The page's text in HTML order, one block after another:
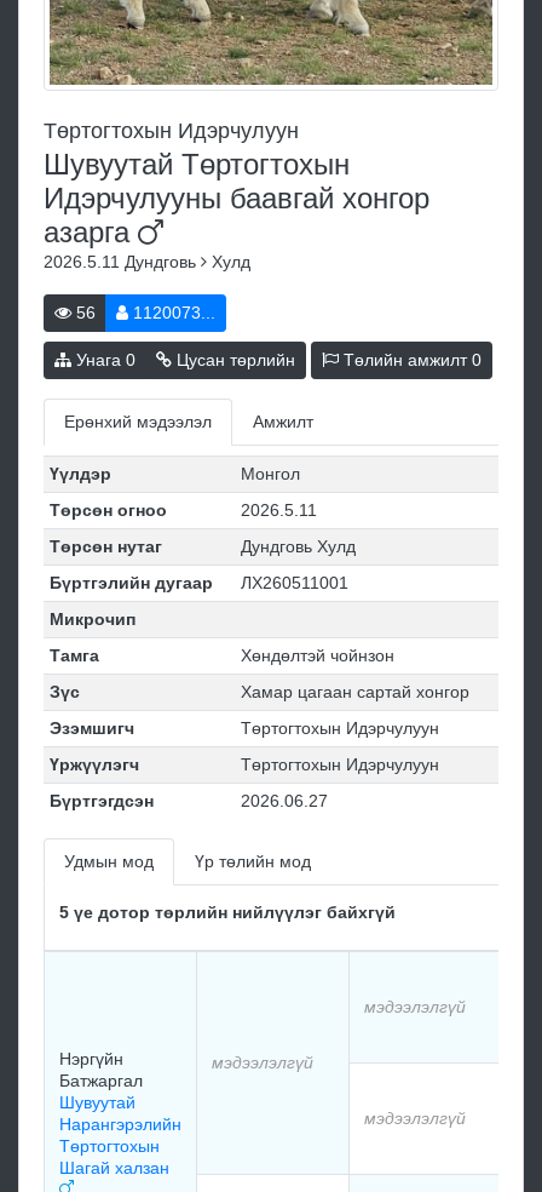
Төртогтохын Идэрчулуун
Шувуутай Төртогтохын
Идэрчулууны баавгай хонгор
азарга
2026.5.11 Дундговь Хулд
56 1120073...
Унага 0 Цусан төрлийн Төлийн амжилт0
Ерөнхий мэдээлэл Амжилт
Үүлдэр
Монгол
Төрсөн огноо
2026.5.11
Төрсөн нутаг
Дундговь Хулд
Бүртгэлийн дугаар
ЛХ260511001
Микрочип
Тамга
Хөндөлтэй чойнзон
Зүс
Хамар цагаан сартай хонгор
Эзэмшигч
Төртогтохын Идэрчулуун
Үржүүлэгч
Төртогтохын Идэрчулуун
Бүртгэгдсэн
2026.06.27
Удмын мод Үр төлийн мод
5 үе дотор төрлийн нийлүүлэг байхгүй
Нэргүйн
Батжаргал
Шувуутай
Нарангэрэлийн
Төртогтохын
Шагай халзан
мэдээлэлгүй
мэдээлэлгүй
мэдээлэлгүй